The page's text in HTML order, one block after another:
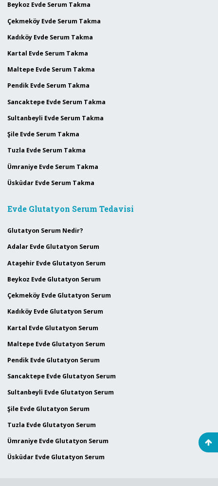
Beykoz Evde Serum Takma
Çekmeköy Evde Serum Takma
Kadıköy Evde Serum Takma
Kartal Evde Serum Takma
Maltepe Evde Serum Takma
Pendik Evde Serum Takma
Sancaktepe Evde Serum Takma
Sultanbeyli Evde Serum Takma
Şile Evde Serum Takma
Tuzla Evde Serum Takma
Ümraniye Evde Serum Takma
Üsküdar Evde Serum Takma
Evde Glutatyon Serum Tedavisi
Glutatyon Serum Nedir?
Adalar Evde Glutatyon Serum
Ataşehir Evde Glutatyon Serum
Beykoz Evde Glutatyon Serum
Çekmeköy Evde Glutatyon Serum
Kadıköy Evde Glutatyon Serum
Kartal Evde Glutatyon Serum
Maltepe Evde Glutatyon Serum
Pendik Evde Glutatyon Serum
Sancaktepe Evde Glutatyon Serum
Sultanbeyli Evde Glutatyon Serum
Şile Evde Glutatyon Serum
Tuzla Evde Glutatyon Serum
Ümraniye Evde Glutatyon Serum
Üsküdar Evde Glutatyon Serum